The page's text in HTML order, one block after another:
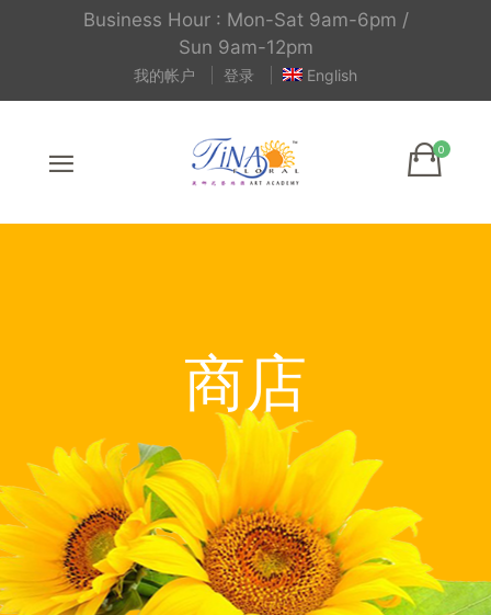
Business Hour : Mon-Sat 9am-6pm /
Sun 9am-12pm
我的帐户 登录 English
商店